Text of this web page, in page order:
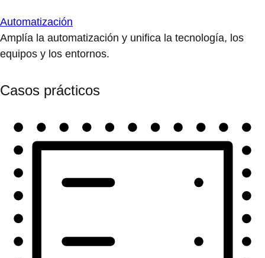
Automatización
Amplía la automatización y unifica la tecnología, los
equipos y los entornos.
Casos prácticos